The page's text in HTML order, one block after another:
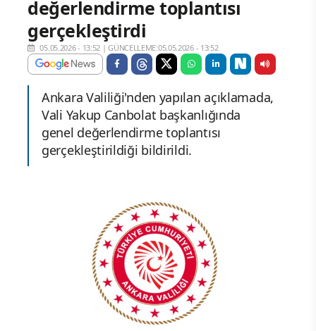
değerlendirme toplantısı
gerçekleştirdi
05.05.2026 - 13:52 |GÜNCELLEME:05.05.2026 - 13:52
Ankara Valiliği'nden yapılan açıklamada,
Vali Yakup Canbolat başkanlığında
genel değerlendirme toplantısı
gerçekleştirildiği bildirildi.